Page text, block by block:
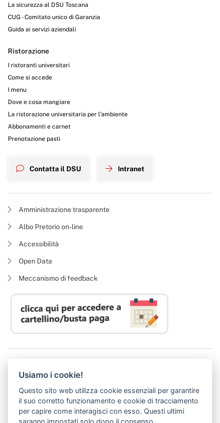
La sicurezza al DSU Toscana
CUG - Comitato unico di Garanzia
Guida ai servizi aziendali
Ristorazione
I ristoranti universitari
Come si accede
I menu
Dove e cosa mangiare
La ristorazione universitaria per l’ambiente
Abbonamenti e carnet
Prenotazione pasti
Contatta il DSU Intranet
Amministrazione trasparente
Albo Pretorio on-line
Accessibilità
Open Data
Meccanismo di feedback
P. I. 05913670484 | C. F. 94164020482
Domicilio digitale:
dsutoscana@postacert.toscana.it
(abilitato alla ricezione di soli messaggi di posta elettronica certificata)
Usiamo i cookie!
Questo sito web utilizza cookie essenziali per garantire
il suo corretto funzionamento e cookie di tracciamento
per capire come interagisci con esso. Questi ultimi